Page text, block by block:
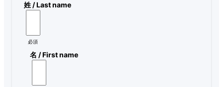
姓 / Last name
必須
名 / First name